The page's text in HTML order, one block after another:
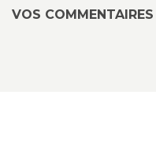
VOS COMMENTAIRES